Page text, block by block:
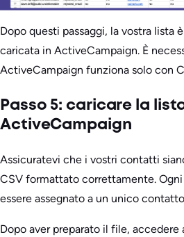
Dopo questi passaggi, la vostra lista
caricata in ActiveCampaign. È
ActiveCampaign funziona solo con
Passo 5: caricare la
ActiveCampaign
Assicuratevi che i vostri contatti
CSV formattato correttamente.
essere assegnato a un unico
Dopo aver preparato il file,